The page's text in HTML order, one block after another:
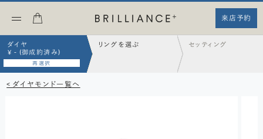
来店予約
ダイヤ
¥ - (御成約済み)
再選択
リングを選ぶ セッティング
< ダイヤモンド一覧へ